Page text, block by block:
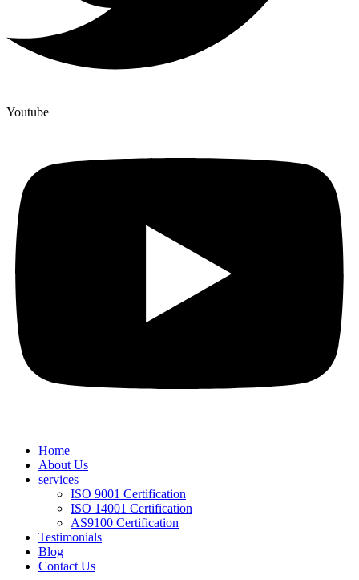
Youtube
Home
About Us
services
ISO 9001 Certification
ISO 14001 Certification
AS9100 Certification
Testimonials
Blog
Contact Us